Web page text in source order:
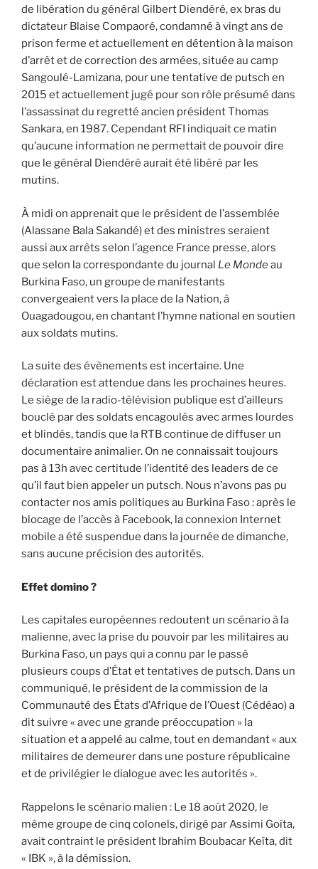
de libération du général Gilbert Diendéré, ex bras du
dictateur Blaise Compaoré, condamné à vingt ans de
prison ferme et actuellement en détention à la maison
d’arrêt et de correction des armées, située au camp
Sangoulé-Lamizana, pour une tentative de putsch en
2015 et actuellement jugé pour son rôle présumé dans
l’assassinat du regretté ancien président Thomas
Sankara, en 1987. Cependant RFI indiquait ce matin
qu’aucune information ne permettait de pouvoir dire
que le général Diendéré aurait été libéré par les
mutins.
À midi on apprenait que le président de l’assemblée
(Alassane Bala Sakandé) et des ministres seraient
aussi aux arrêts selon l’agence France presse, alors
que selon la correspondante du journal Le Mondeau
Burkina Faso, un groupe de manifestants
convergeaient vers la place de la Nation, à
Ouagadougou, en chantant l’hymne national en soutien
aux soldats mutins.
La suite des évènements est incertaine. Une
déclaration est attendue dans les prochaines heures.
Le siège de la radio-télévision publique est d’ailleurs
bouclé par des soldats encagoulés avec armes lourdes
et blindés, tandis que la RTB continue de diffuser un
documentaire animalier. On ne connaissait toujours
pas à 13h avec certitude l’identité des leaders de ce
qu’il faut bien appeler un putsch. Nous n’avons pas pu
contacter nos amis politiques au Burkina Faso : après le
blocage de l’accès à Facebook, la connexion Internet
mobile a été suspendue dans la journée de dimanche,
sans aucune précision des autorités.
Effet domino ?
Les capitales européennes redoutent un scénario à la
malienne, avec la prise du pouvoir par les militaires au
Burkina Faso, un pays qui a connu par le passé
plusieurs coups d’État et tentatives de putsch. Dans un
communiqué, le président de la commission de la
Communauté des États d’Afrique de l’Ouest (Cédéao) a
dit suivre « avec une grande préoccupation » la
situation et a appelé au calme, tout en demandant « aux
militaires de demeurer dans une posture républicaine
et de privilégier le dialogue avec les autorités ».
Rappelons le scénario malien : Le 18 août 2020, le
même groupe de cinq colonels, dirigé par Assimi Goïta,
avait contraint le président Ibrahim Boubacar Keïta, dit
« IBK », à la démission.